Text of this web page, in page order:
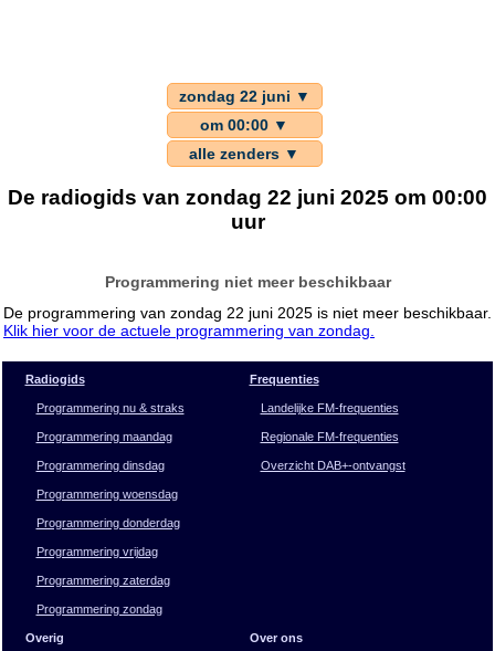
zondag 22 juni ▼
om 00:00 ▼
alle zenders ▼
De radiogids van zondag 22 juni 2025 om 00:00
uur
Programmering niet meer beschikbaar
De programmering van zondag 22 juni 2025 is niet meer beschikbaar.
Klik hier voor de actuele programmering van zondag.
Radiogids
Programmering nu & straks
Programmering maandag
Programmering dinsdag
Programmering woensdag
Programmering donderdag
Programmering vrijdag
Programmering zaterdag
Programmering zondag
Frequenties
Landelijke FM-frequenties
Regionale FM-frequenties
Overzicht DAB+-ontvangst
Overig Over ons